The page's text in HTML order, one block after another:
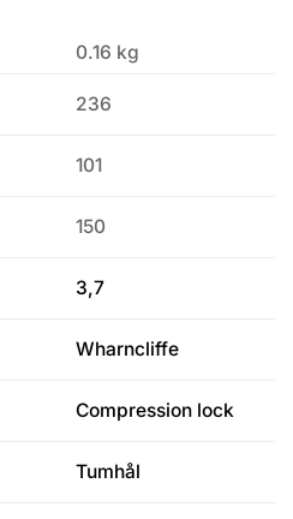
0.16 kg
236
101
150
3,7
Wharncliffe
Compression lock
Tumhål